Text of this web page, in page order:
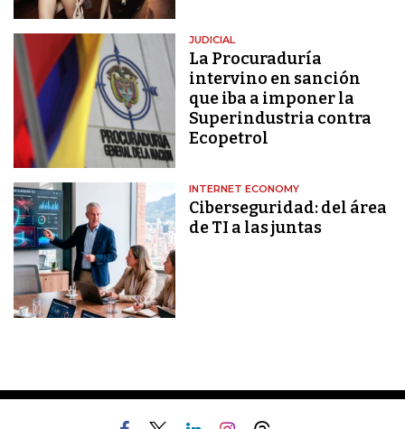
JUDICIAL
La Procuraduría
intervino en sanción
que iba a imponer la
Superindustria contra
Ecopetrol
INTERNET ECONOMY
Ciberseguridad: del área
de TI a las juntas